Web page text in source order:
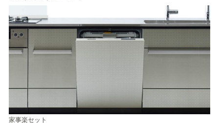
家事楽セット